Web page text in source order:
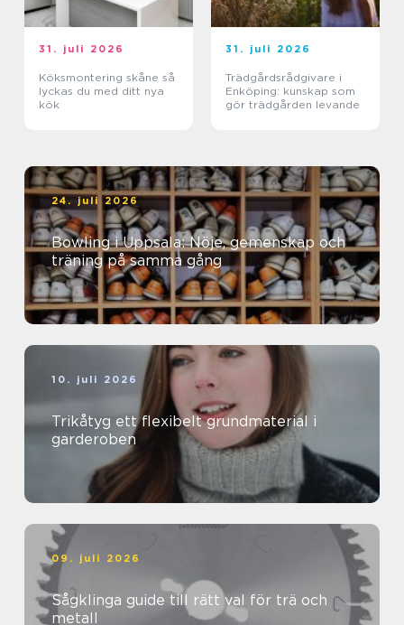
31. juli 2026
Köksmontering skåne så
lyckas du med ditt nya
kök
31. juli 2026
Trädgårdsrådgivare i
Enköping: kunskap som
gör trädgården levande
24. juli 2026
Bowling i Uppsala: Nöje, gemenskap och
träning på samma gång
10. juli 2026
Trikåtyg ett flexibelt grundmaterial i
garderoben
09. juli 2026
Sågklinga guide till rätt val för trä och
metall